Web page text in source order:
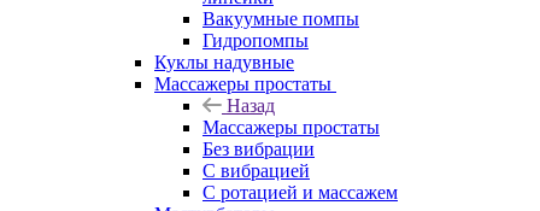
Вакуумные помпы
Гидропомпы
Куклы надувные
Массажеры простаты
Назад
Массажеры простаты
Без вибрации
С вибрацией
С ротацией и массажем